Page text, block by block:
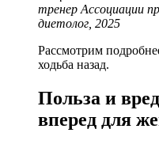
тренер Ассоциации
диетолог, 2025
Рассмотрим
ходьба назад.
Польза и
вперед для